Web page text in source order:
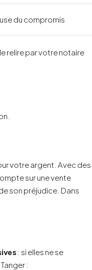
du compromis
relire par votre notaire
votre argent. Avec des
sur une vente
son préjudice. Dans
: si elles ne se
: